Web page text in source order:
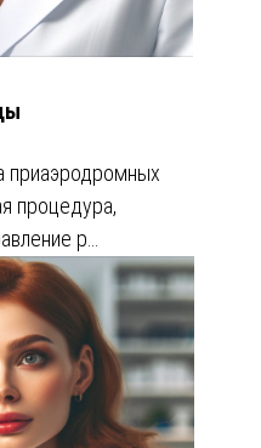
приаэродромных
процедура,
р…